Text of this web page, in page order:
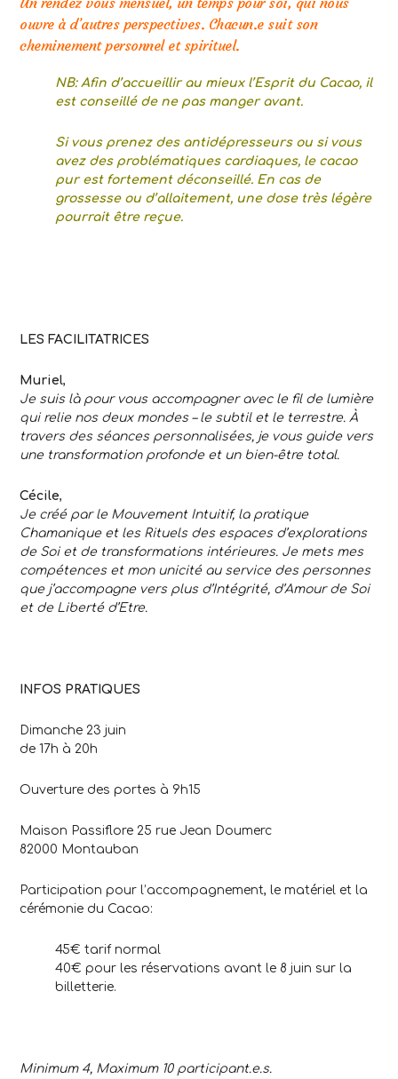
ouvre à d’autres perspectives. Chacun.e suit son
cheminement personnel et spirituel.
NB: Afin d’accueillir au mieux l’Esprit du Cacao, il
est conseillé de ne pas manger avant.
Si vous prenez des antidépresseurs ou si vous
avez des problématiques cardiaques, le cacao
pur est fortement déconseillé. En cas de
grossesse ou d’allaitement, une dose très légère
pourrait être reçue.
LES FACILITATRICES
Muriel,
Je suis là pour vous accompagner avec le fil de lumière
qui relie nos deux mondes – le subtil et le terrestre. À
travers des séances personnalisées, je vous guide vers
une transformation profonde et un bien-être total.
Cécile,
Je créé par le Mouvement Intuitif, la pratique
Chamanique et les Rituels des espaces d’explorations
de Soi et de transformations intérieures. Je mets mes
compétences et mon unicité au service des personnes
que j’accompagne vers plus d’Intégrité, d’Amour de Soi
et de Liberté d’Etre.
INFOS PRATIQUES
Dimanche 23 juin
de 17h à 20h
Ouverture des portes à 9h15
Maison Passiflore 25 rue Jean Doumerc
82000 Montauban
Participation pour l’accompagnement, le matériel et la
cérémonie du Cacao:
45€ tarif normal
40€ pour les réservations avant le 8 juin sur la
billetterie.
Minimum 4, Maximum 10 participant.e.s.